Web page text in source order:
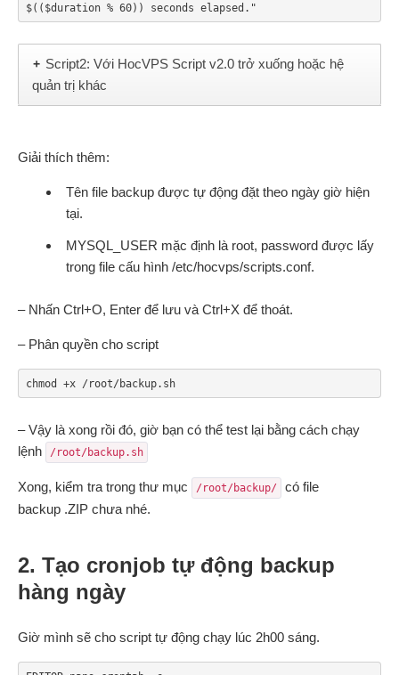
+ Script2: Với HocVPS Script v2.0 trở xuống hoặc hệ
quản trị khác
Giải thích thêm:
Tên file backup được tự động đặt theo ngày giờ hiện
tại.
MYSQL_USER mặc định là root, password được lấy
trong file cấu hình /etc/hocvps/scripts.conf.
– Nhấn Ctrl+O, Enter để lưu và Ctrl+X để thoát.
– Phân quyền cho script
chmod +x /root/backup.sh
– Vậy là xong rồi đó, giờ bạn có thể test lại bằng cách chạy
lệnh
/root/backup.sh
Xong, kiểm tra trong thư mục /root/backup/
có file
backup .ZIP chưa nhé.
2. Tạo cronjob tự động backup
hàng ngày
Giờ mình sẽ cho script tự động chạy lúc 2h00 sáng.